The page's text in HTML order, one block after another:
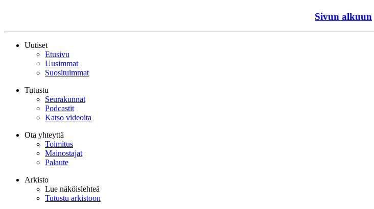
Sivun alkuun
Uutiset
Etusivu
Uusimmat
Suosituimmat
Tutustu
Seurakunnat
Podcastit
Katso videoita
Ota yhteyttä
Toimitus
Mainostajat
Palaute
Arkisto
Lue näköislehteä
Tutustu arkistoon